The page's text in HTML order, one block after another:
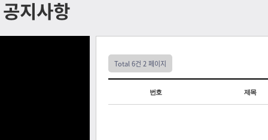
공지사항
Total 6건 2 페이지
번호 제목